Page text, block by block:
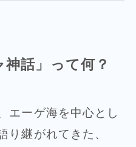
話」って何？
エーゲ海を中心とし
り継がれてきた、